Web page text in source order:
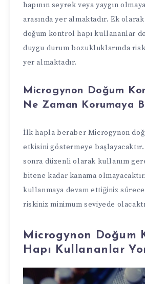
hapının seyrek veya yaygın
arasında yer almaktadır. Ek
doğum kontrol hapı kullananlar
duygu durum bozukluklarında
yer almaktadır.
Microgynon Doğum
Ne Zaman Korumaya
İlk hapla beraber Microgynon
etkisini göstermeye
sonra düzenli olarak kullanım
bitene kadar kanama
kullanmaya devam ettiğiniz
riskiniz minimum seviyede
Microgynon Doğum
Hapı Kullananlar